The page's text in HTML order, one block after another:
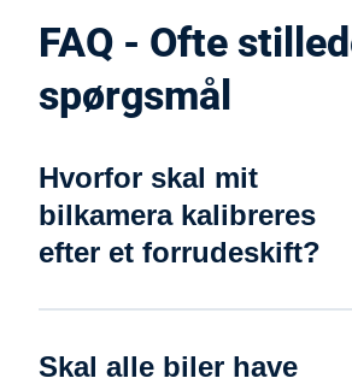
FAQ - Ofte
spørgsmål
Hvorfor skal mit
bilkamera kalibreres
efter et forrudeskift?
Skal alle biler have